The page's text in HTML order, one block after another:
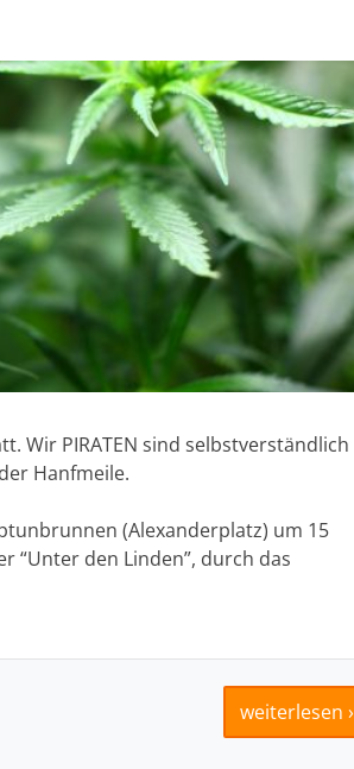
Wir PIRATEN sind selbstverständlich
Hanfmeile.
(Alexanderplatz) um 15
“Unter den Linden”, durch das
weiterlesen ›